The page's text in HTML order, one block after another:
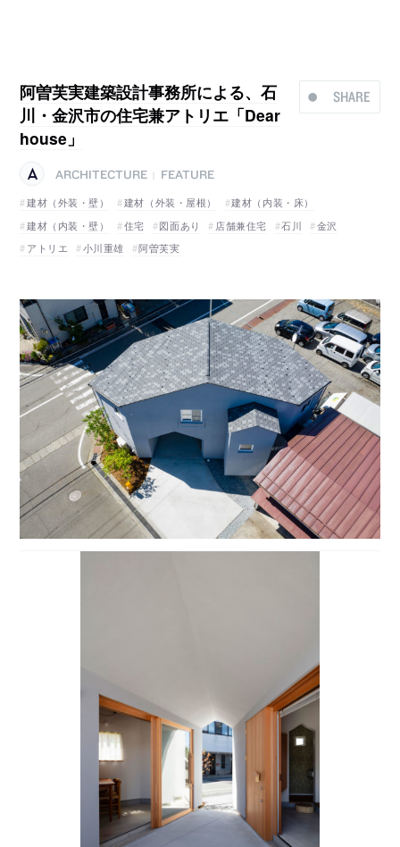
SHARE
阿曽芙実建築設計事務所による、石
川・金沢市の住宅兼アトリエ「Dear
house」
ARCHITECTURE
FEATURE
建材（外装・壁）
建材（外装・屋根）
建材（内装・床）
建材（内装・壁）
住宅 図面あり 店舗兼住宅 石川
金沢
アトリエ
小川重雄 阿曽芙実